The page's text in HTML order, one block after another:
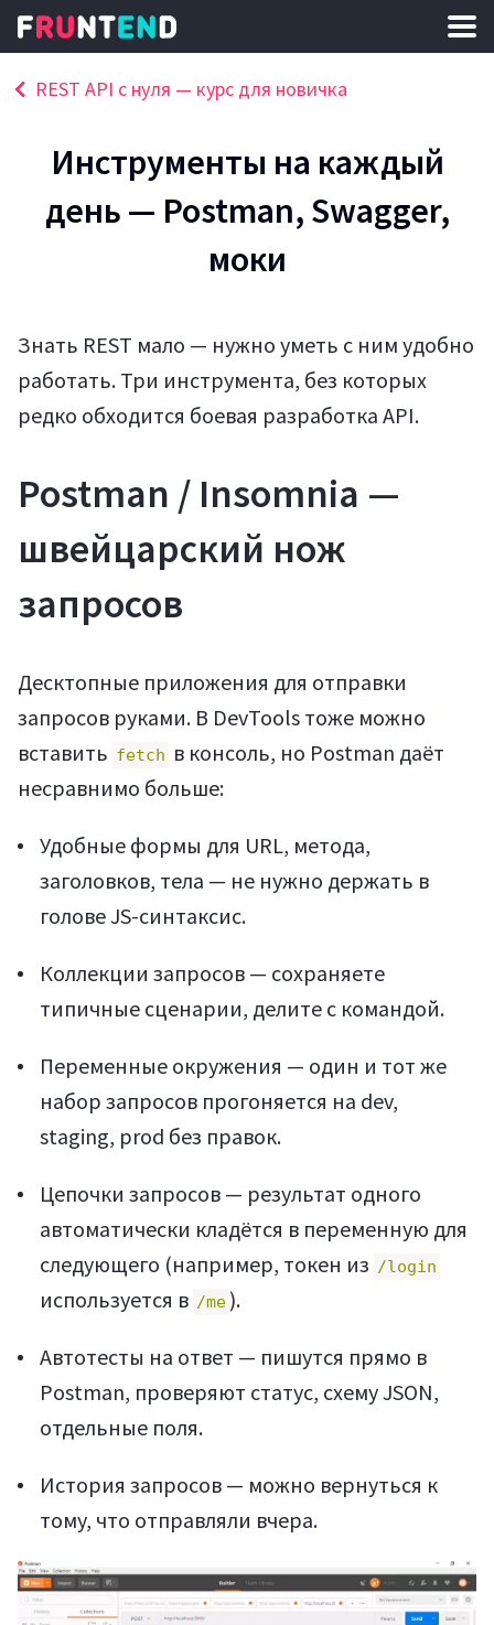
REST API с нуля — курс для новичка
Инструменты на каждый
день — Postman, Swagger,
моки
Знать REST мало — нужно уметь с ним удобно
работать. Три инструмента, без которых
редко обходится боевая разработка API.
Postman / Insomnia —
швейцарский нож
запросов
Десктопные приложения для отправки
запросов руками. В DevTools тоже можно
вставить fetch в консоль, но Postman даёт
несравнимо больше:
Удобные формы для URL, метода,
заголовков, тела — не нужно держать в
голове JS-синтаксис.
Коллекции запросов — сохраняете
типичные сценарии, делите с командой.
Переменные окружения — один и тот же
набор запросов прогоняется на dev,
staging, prod без правок.
Цепочки запросов — результат одного
автоматически кладётся в переменную для
следующего (например, токен из /login
используется в /me ).
Автотесты на ответ — пишутся прямо в
Postman, проверяют статус, схему JSON,
отдельные поля.
История запросов — можно вернуться к
тому, что отправляли вчера.